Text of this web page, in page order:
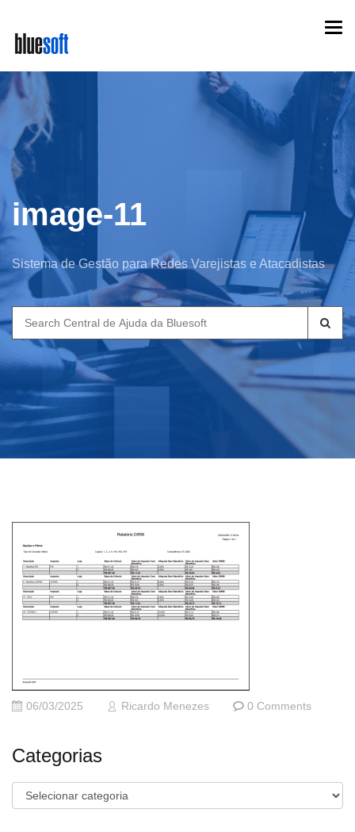
main
content
image-11
Sistema de Gestão para Redes Varejistas e Atacadistas
Search
for:
06/03/2025 Ricardo Menezes 0 Comments
Categorias
Categorias